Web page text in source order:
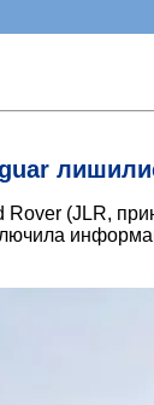
(JLR,